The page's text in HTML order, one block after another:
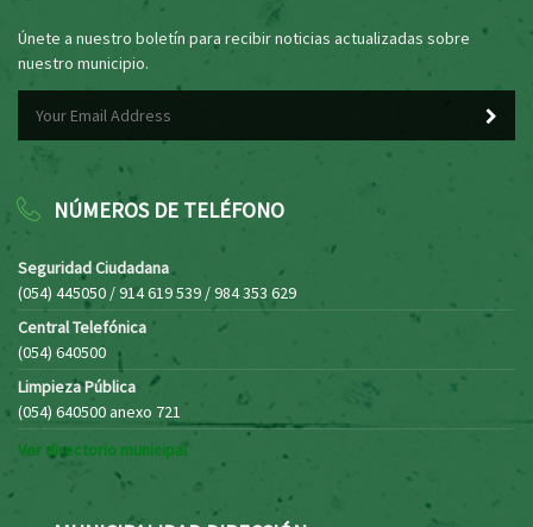
Únete a nuestro boletín para recibir noticias actualizadas sobre
nuestro municipio.
NÚMEROS DE TELÉFONO
Seguridad Ciudadana
(054) 445050 / 914 619 539 / 984 353 629
Central Telefónica
(054) 640500
Limpieza Pública
(054) 640500 anexo 721
Ver directorio municipal